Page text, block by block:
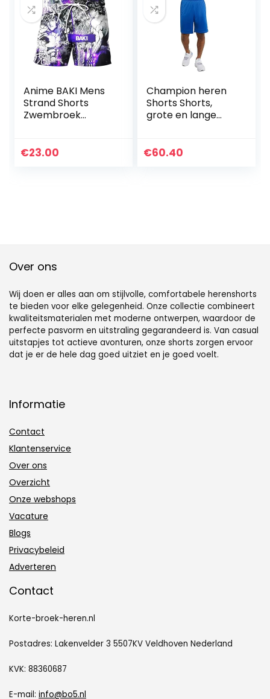
Anime BAKI Mens
Strand Shorts
Zwembroek
Sneldrogende
€23.00
Champion heren
Shorts Shorts,
grote en lange
gymshorts, 10 inch
€60.40
Over ons
Wij doen er alles aan om stijlvolle, comfortabele herenshorts
te bieden voor elke gelegenheid. Onze collectie combineert
kwaliteitsmaterialen met moderne ontwerpen, waardoor de
perfecte pasvorm en uitstraling gegarandeerd is. Van casual
uitstapjes tot actieve avonturen, onze shorts zorgen ervoor
dat je er de hele dag goed uitziet en je goed voelt.
Informatie
Contact
Klantenservice
Over ons
Overzicht
Onze webshops
Vacature
Blogs
Privacybeleid
Adverteren
Contact
Korte-broek-heren.nl
Postadres: Lakenvelder 3 5507KV Veldhoven Nederland
KVK: 88360687
E-mail: info@bo5.nl